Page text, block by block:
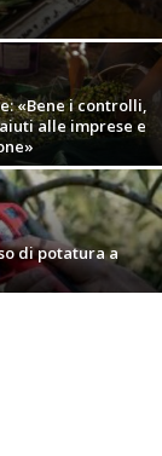
«Bene i controlli,
alle imprese e
di potatura a